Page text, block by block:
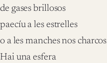
de gases brillosos
paecíu a les estrelles
o a les manches nos
Hai una esfera